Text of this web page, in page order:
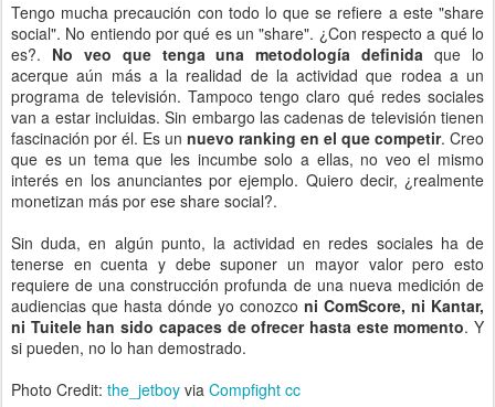
Tengo mucha precaución con todo lo que se refiere a este "share
social". No entiendo por qué es un "share". ¿Con respecto a qué lo
es?. No veo que tenga una metodología definidaque lo
acerque aún más a la realidad de la actividad que rodea a un
programa de televisión. Tampoco tengo claro qué redes sociales
van a estar incluidas. Sin embargo las cadenas de televisión tienen
fascinación por él. Es un nuevo ranking en el que competir. Creo
que es un tema que les incumbe solo a ellas, no veo el mismo
interés en los anunciantes por ejemplo. Quiero decir, ¿realmente
monetizan más por ese share social?.
Sin duda, en algún punto, la actividad en redes sociales ha de
tenerse en cuenta y debe suponer un mayor valor pero esto
requiere de una construcción profunda de una nueva medición de
audiencias que hasta dónde yo conozco ni ComScore, ni Kantar,
ni Tuitele han sido capaces de ofrecer hasta este momento. Y
si pueden, no lo han demostrado.
Photo Credit: the_jetboy via Compfight cc